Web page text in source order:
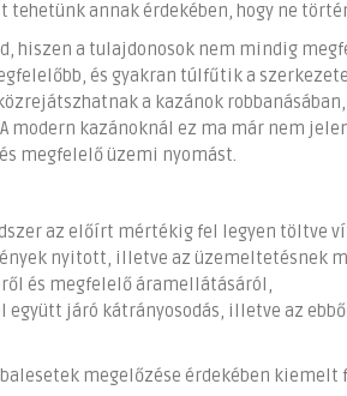
annak érdekében, hogy ne
hiszen a tulajdonosok nem mindig
és gyakran túlfűtik a
a kazánok
kazánoknál ez ma már nem
megfelelő üzemi nyomást.
az előírt mértékig fel legyen töltve
nyitott, illetve az üzemeltetésnek
és megfelelő áramellátásáról,
együtt járó kátrányosodás, illetve az
megelőzése érdekében